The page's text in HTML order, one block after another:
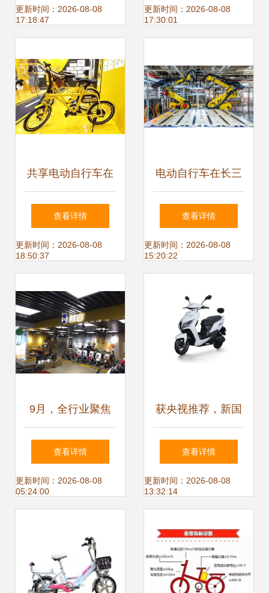
更新时间：2026-08-08
17:18:47
生安全升级
更新时间：2026-08-08
17:30:01
共享电动自行车在
西安的短暂亮相与
争议
查看详情
更新时间：2026-08-08
18:50:37
电动自行车在长三
角 绿色出行的新潮
流与挑战
查看详情
更新时间：2026-08-08
15:20:22
9月，全行业聚焦
电动自行车！爱
玛、雅迪、比德文
是什么？
查看详情
更新时间：2026-08-08
05:24:00
获央视推荐，新国
标买车不要慌，认
准雅迪就够了
查看详情
更新时间：2026-08-08
13:32:14